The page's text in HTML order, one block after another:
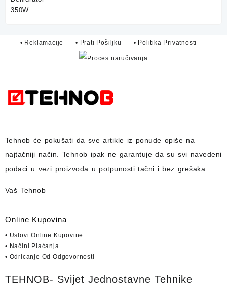
• Reklamacije • Prati Pošiljku • Politika Privatnosti
Tehnob će pokušati da sve artikle iz ponude opiše na
najtačniji način. Tehnob ipak ne garantuje da su svi navedeni
podaci u vezi proizvoda u potpunosti tačni i bez grešaka.
Vaš Tehnob
Online Kupovina
• Uslovi Online Kupovine
• Načini Plaćanja
• Odricanje Od Odgovornosti
TEHNOB- Svijet Jednostavne Tehnike